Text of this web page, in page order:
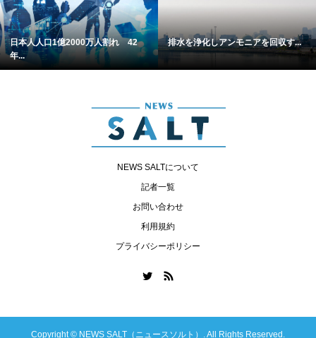
日本人人口1億2000万人割れ 42
年...
排水を浄化しアンモニアを回収す...
NEWS SALTについて
記者一覧
お問い合わせ
利用規約
プライバシーポリシー
Copyright © NEWS SALT（ニュースソルト）. All Rights Reserved.